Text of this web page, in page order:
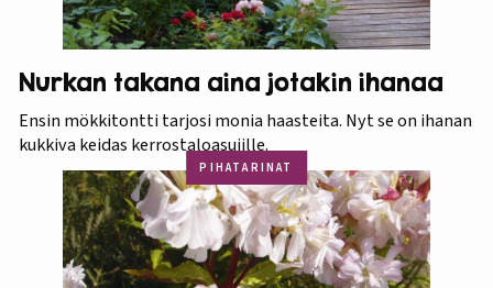
Nurkan takana aina jotakin ihanaa
Ensin mökkitontti tarjosi monia haasteita. Nyt se on ihanan
kukkiva keidas kerrostaloasujille.
PIHATARINAT